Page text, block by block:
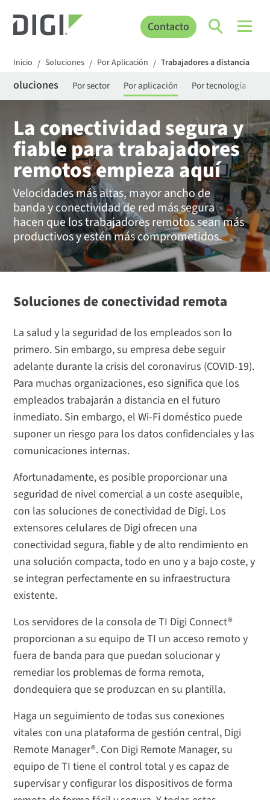
Contacto
Inicio / Soluciones / Por Aplicación / Trabajadores a distancia
Soluciones Por sector Por aplicación Por tecnología
La conectividad segura y
fiable para trabajadores
remotos empieza aquí
Velocidades más altas, mayor ancho de
banda y conectividad de red más segura
hacen que los trabajadores remotos sean más
productivos y estén más comprometidos.
Soluciones de conectividad remota
La salud y la seguridad de los empleados son lo
primero. Sin embargo, su empresa debe seguir
adelante durante la crisis del coronavirus (COVID-19).
Para muchas organizaciones, eso significa que los
empleados trabajarán a distancia en el futuro
inmediato. Sin embargo, el Wi-Fi doméstico puede
suponer un riesgo para los datos confidenciales y las
comunicaciones internas.
Afortunadamente, es posible proporcionar una
seguridad de nivel comercial a un coste asequible,
con las soluciones de conectividad de Digi. Los
extensores celulares de Digi ofrecen una
conectividad segura, fiable y de alto rendimiento en
una solución compacta, todo en uno y a bajo coste, y
se integran perfectamente en su infraestructura
existente.
Los servidores de la consola de TI Digi Connect®
proporcionan a su equipo de TI un acceso remoto y
fuera de banda para que puedan solucionar y
remediar los problemas de forma remota,
dondequiera que se produzcan en su plantilla.
Haga un seguimiento de todas sus conexiones
vitales con una plataforma de gestión central, Digi
Remote Manager®. Con Digi Remote Manager, su
equipo de TI tiene el control total y es capaz de
supervisar y configurar los dispositivos de forma